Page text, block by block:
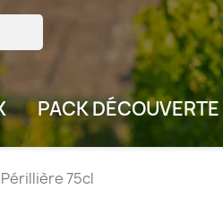
PACK DÉCOUVERTE
Périllière 75cl